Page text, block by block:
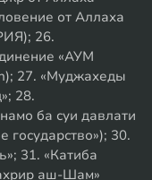
от Аллаха
26.
«АУМ
27. «Муджахеды
28.
ба суи давлати
государство»); 30.
31. «Катиба
аш-Шам»